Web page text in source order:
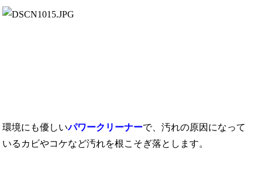
環境にも優しいパワークリーナーで、汚れの原因になって
いるカビやコケなど汚れを根こそぎ落とします。